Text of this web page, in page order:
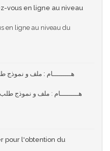
en ligne au niveau du
هـــــــــام : ملف و نموذج